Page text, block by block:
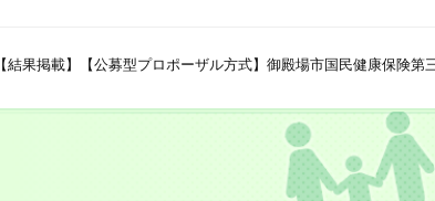
【結果掲載】【公募型プロポーザル方式】御殿場市国民健康保険